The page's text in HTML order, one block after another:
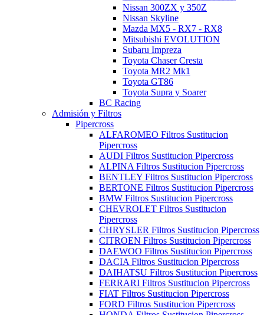
Nissan 300ZX y 350Z
Nissan Skyline
Mazda MX5 - RX7 - RX8
Mitsubishi EVOLUTION
Subaru Impreza
Toyota Chaser Cresta
Toyota MR2 Mk1
Toyota GT86
Toyota Supra y Soarer
BC Racing
Admisión y Filtros
Pipercross
ALFAROMEO Filtros Sustitucion
Pipercross
AUDI Filtros Sustitucion Pipercross
ALPINA Filtros Sustitucion Pipercross
BENTLEY Filtros Sustitucion Pipercross
BERTONE Filtros Sustitucion Pipercross
BMW Filtros Sustitucion Pipercross
CHEVROLET Filtros Sustitucion
Pipercross
CHRYSLER Filtros Sustitucion Pipercross
CITROEN Filtros Sustitucion Pipercross
DAEWOO Filtros Sustitucion Pipercross
DACIA Filtros Sustitucion Pipercross
DAIHATSU Filtros Sustitucion Pipercross
FERRARI Filtros Sustitucion Pipercross
FIAT Filtros Sustitucion Pipercross
FORD Filtros Sustitucion Pipercross